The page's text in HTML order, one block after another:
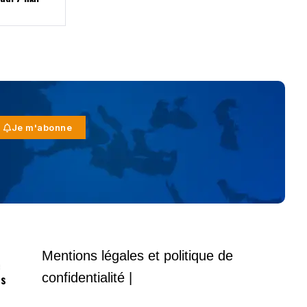
Je m'abonne
Mentions légales et politique de
confidentialité |